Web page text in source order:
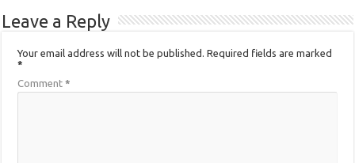
Leave a Reply
Your email address will not be published. Required fields are marked
*
Comment*